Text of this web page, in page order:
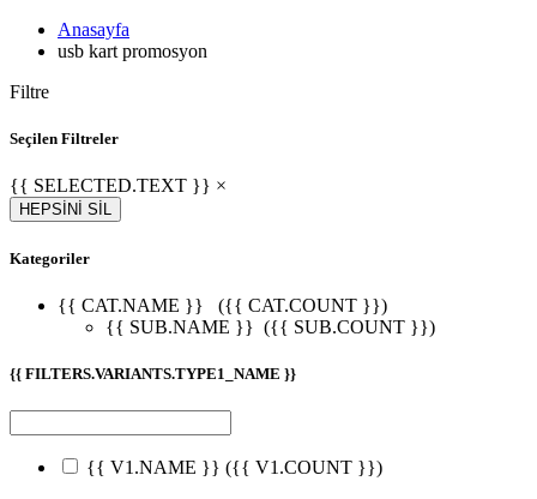
Anasayfa
usb kart promosyon
Filtre
Seçilen Filtreler
{{ SELECTED.TEXT }} ×
HEPSİNİ SİL
Kategoriler
{{ CAT.NAME }}
({{ CAT.COUNT }})
{{ SUB.NAME }} ({{ SUB.COUNT }})
{{ FILTERS.VARIANTS.TYPE1_NAME }}
{{ V1.NAME }} ({{ V1.COUNT }})